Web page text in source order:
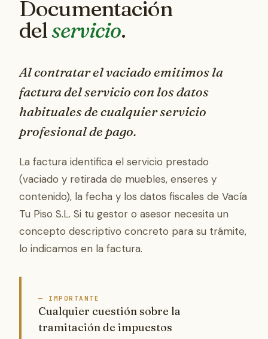
Documentación
delservicio.
Al contratar el vaciado emitimos la
factura del servicio con los datos
habituales de cualquier servicio
profesional de pago.
La factura identifica el servicio prestado
(vaciado y retirada de muebles, enseres y
contenido), la fecha y los datos fiscales de Vacía
Tu Piso S.L. Si tu gestor o asesor necesita un
concepto descriptivo concreto para su trámite,
lo indicamos en la factura.
— IMPORTANTE
Cualquier cuestión sobre la
tramitación de impuestos